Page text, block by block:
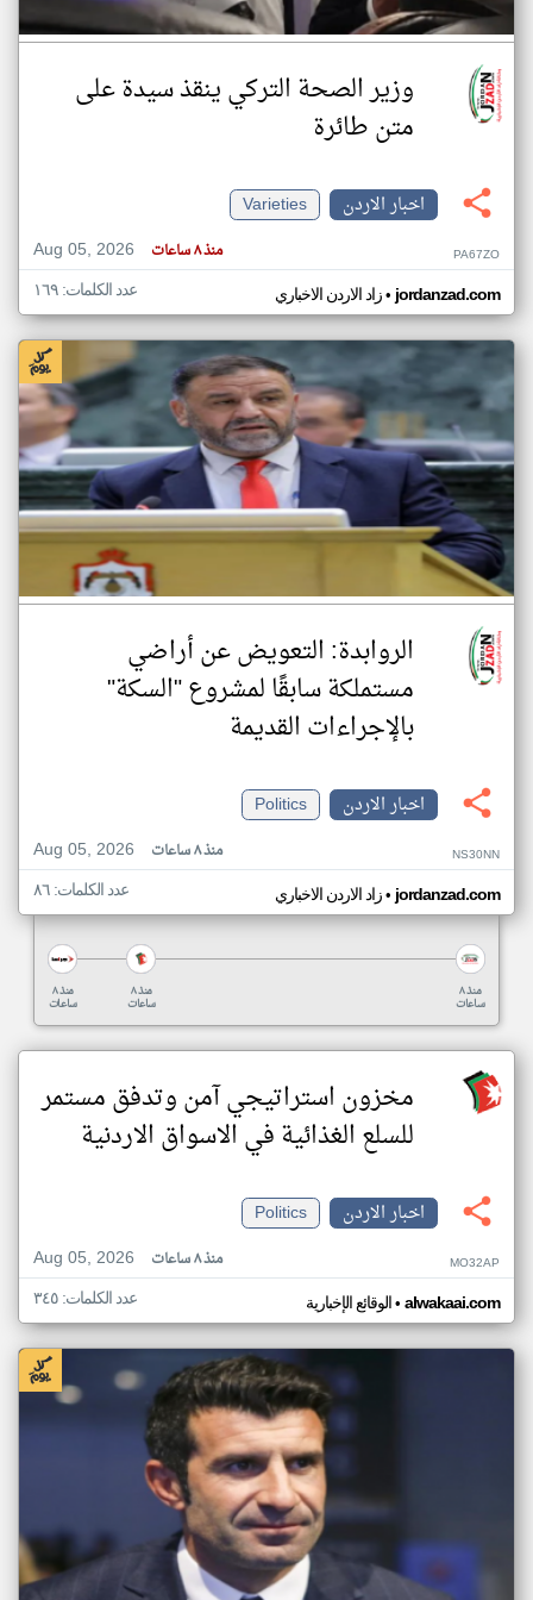
وزير الصحة التركي ينقذ سيدة على
متن طائرة
اخبار الاردن
Varieties
Aug 05, 2026
منذ ٨ ساعات PA67ZO
زاد الاردن الاخباري•jordanzad.com عدد الكلمات: ١٦٩
الروابدة: التعويض عن أراضي
مستملكة سابقًا لمشروع "السكة"
بالإجراءات القديمة
اخبار الاردن
Politics
Aug 05, 2026
منذ ٨ ساعات NS30NN
زاد الاردن الاخباري•jordanzad.com عدد الكلمات: ٨٦
منذ ٨
ساعات
منذ ٨
ساعات
منذ ٨
ساعات
مخزون استراتيجي آمن وتدفق مستمر
للسلع الغذائية في الاسواق الاردنية
اخبار الاردن
Politics
Aug 05, 2026
منذ ٨ ساعات MO32AP
الوقائع الإخبارية• alwakaai.com عدد الكلمات: ٣٤٥